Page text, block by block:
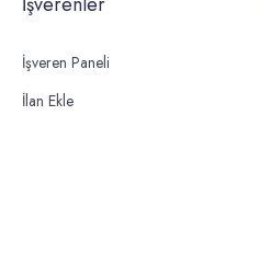
İşveren Paneli
İlan Ekle